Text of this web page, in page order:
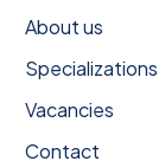
About us
Specializations
Vacancies
Contact